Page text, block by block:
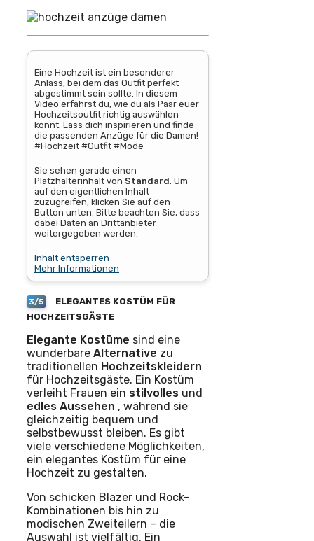
Eine Hochzeit ist ein besonderer
Anlass, bei dem das Outfit perfekt
abgestimmt sein sollte. In diesem
Video erfährst du, wie du als Paar euer
Hochzeitsoutfit richtig auswählen
könnt. Lass dich inspirieren und finde
die passenden Anzüge für die Damen!
#Hochzeit #Outfit #Mode
Sie sehen gerade einen
Platzhalterinhalt von Standard . Um
auf den eigentlichen Inhalt
zuzugreifen, klicken Sie auf den
Button unten. Bitte beachten Sie, dass
dabei Daten an Drittanbieter
weitergegeben werden.
Inhalt entsperren
Mehr Informationen
3/5
ELEGANTES KOSTÜM FÜR
HOCHZEITSGÄSTE
Elegante Kostüme sind eine
wunderbare Alternative zu
traditionellen Hochzeitskleidern
für Hochzeitsgäste. Ein Kostüm
verleiht Frauen ein stilvolles und
edles Aussehen , während sie
gleichzeitig bequem und
selbstbewusst bleiben. Es gibt
viele verschiedene Möglichkeiten,
ein elegantes Kostüm für eine
Hochzeit zu gestalten.
Von schicken Blazer und Rock-
Kombinationen bis hin zu
modischen Zweiteilern – die
Auswahl ist vielfältig. Ein